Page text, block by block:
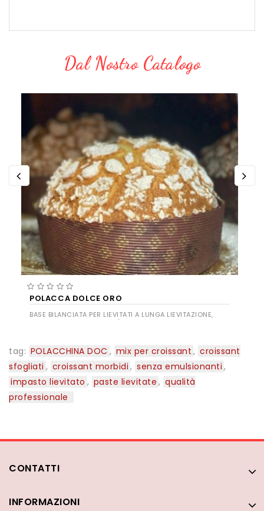
Dal Nostro Catalogo
POLACCA DOLCE ORO
BASE BILANCIATA PER LIEVITATI A LUNGA LIEVITAZIONE,
LAVORAZIONE STANDARD (NEL PREIMPASTO E
tag: POLACCHINA DOC , mix per croissant , croissant
sfogliati , croissant morbidi , senza emulsionanti ,
impasto lievitato , paste lievitate , qualità
professionale
CONTATTI
INFORMAZIONI